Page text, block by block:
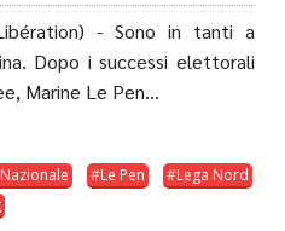
- Sono in tanti a
Dopo i successi elettorali
Marine Le Pen...
Le Pen
Lega Nord